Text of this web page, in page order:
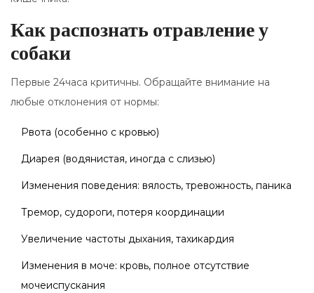
Как распознать отравление у
собаки
Первые 24часа критичны. Обращайте внимание на
любые отклонения от нормы:
Рвота (особенно с кровью)
Диарея (водянистая, иногда с слизью)
Изменения поведения: вялость, тревожность, паника
Тремор, судороги, потеря координации
Увеличение частоты дыхания, тахикардия
Изменения в моче: кровь, полное отсутствие
мочеиспускания